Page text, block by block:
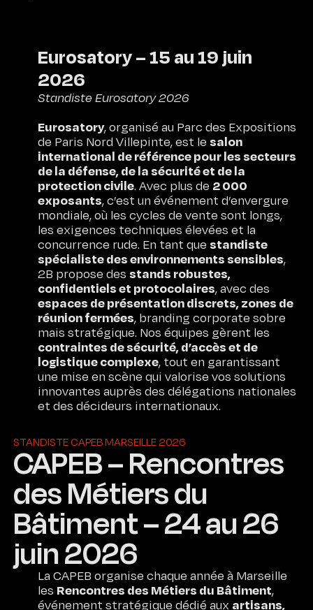
Eurosatory – 15 au 19 juin
2026
Standiste Eurosatory 2026
Eurosatory, organisé au Parc des Expositions
de Paris Nord Villepinte, est le salon
international de référence pour les secteurs
de la défense, de la sécurité et de la
protection civile. Avec plus de 2 000
exposants, c’est un événement d’envergure
mondiale, où les cycles de vente sont longs,
les exigences techniques élevées et la
concurrence rude. En tant que standiste
spécialiste des environnements sensibles,
2B propose des stands robustes,
confidentiels et protocolaires, avec des
espaces de présentation discrets, zones de
réunion fermées, branding corporate sobre
mais stratégique. Nos équipes gèrent les
contraintes de sécurité, d’accès et de
logistique complexe, tout en garantissant
une mise en scène qui valorise vos solutions
innovantes auprès des délégations nationales
et des décideurs internationaux.
CAPEB – Rencontres
des Métiers du
Bâtiment – 24 au 26
juin 2026
STANDISTE CAPEB MARSEILLE 2026
La CAPEB organise chaque année à Marseille
les Rencontres des Métiers du Bâtiment,
événement stratégique dédié aux artisans,